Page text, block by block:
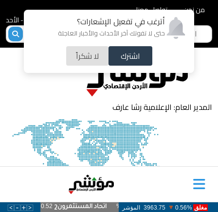
أترغب في تفعيل الإشعارات؟
حتى لا تفوتك آخر الأحداث والأخبار العاجلة
اشترك لا شكراً
من نحن
تواصل معنا
المدير العام: الإعلامية رشا عارف